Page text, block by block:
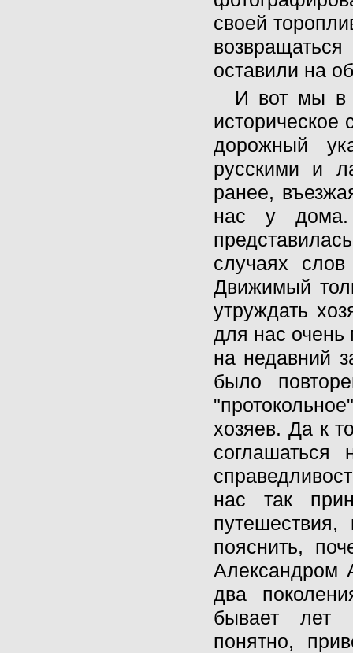
своей
оставили на
И вот мы в
дорожный
русскими и
ранее,
нас у
случаях
Движимый
утруждать
для нас очень
на недавний
было
хозяев. Да к
нас так
пояснить,
Александром
два
бывает лет
понятно,